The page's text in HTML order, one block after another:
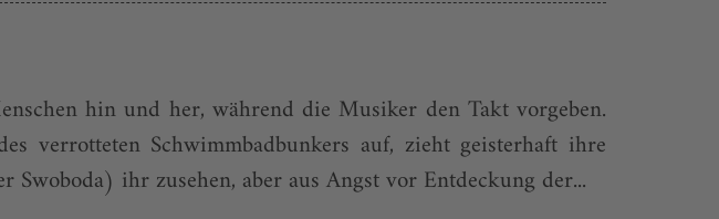
hin und her, während die Musiker den Takt vorgeben.
verrotteten Schwimmbadbunkers auf, zieht geisterhaft ihre
ihr zusehen, aber aus Angst vor Entdeckung der...